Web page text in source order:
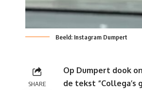
Beeld: Instagram Dumpert
SHARE
Op Dumpert dook
de tekst